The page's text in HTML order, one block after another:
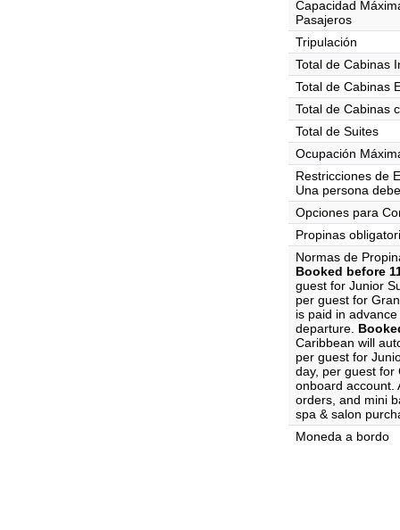
Capacidad
Pasajeros
Tripulación
Total de Cabinas
Total de Cabinas
Total de Cabinas
Total de Suites
Ocupación
Restricciones de
Una persona
Opciones para
Propinas
Normas de
Booked before
guest for Junior
per guest for
is paid in
departure.
Caribbean will
per guest for
day, per guest for
onboard account.
orders, and mini
spa & salon
Moneda a bordo